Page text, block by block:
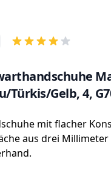
Türkis/Gelb, 4,
mit flacher
aus drei Millimeter